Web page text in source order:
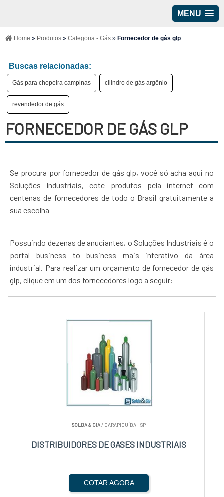
MENU
Home » Produtos»Categoria - Gás» Fornecedor de gás glp
Buscas relacionadas:
Gás para chopeira campinas cilindro de gás argônio
revendedor de gás
FORNECEDOR DE GÁS GLP
Se procura por fornecedor de gás glp, você só acha aqui no
Soluções Industriais, cote produtos pela internet com
centenas de fornecedores de todo o Brasil gratuitamente a
sua escolha
Possuindo dezenas de anuciantes, o Soluções Industriais é o
portal business to business mais interativo da área
industrial. Para realizar um orçamento de fornecedor de gás
glp, clique em um dos fornecedores logo a seguir:
SOLDA & CIA/ CARAPICUÍBA - SP
DISTRIBUIDORES DE GASES INDUSTRIAIS
COTAR AGORA